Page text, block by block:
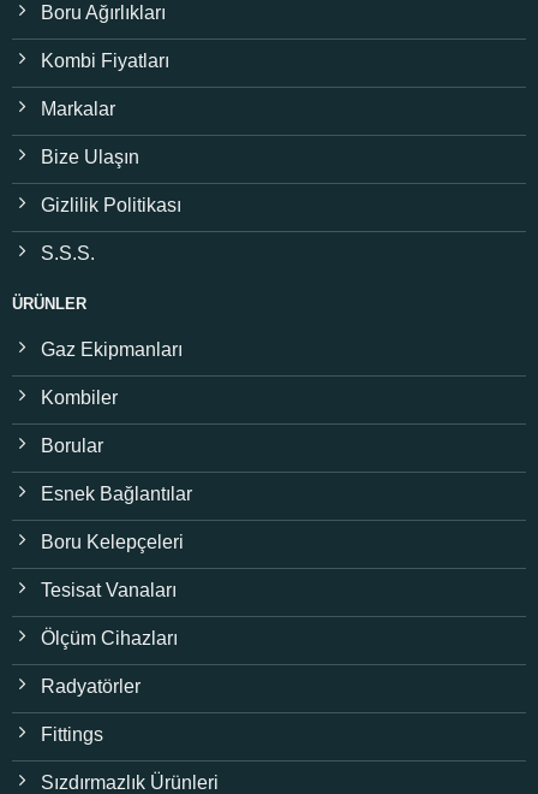
Boru Ağırlıkları
Kombi Fiyatları
Markalar
Bize Ulaşın
Gizlilik Politikası
S.S.S.
ÜRÜNLER
Gaz Ekipmanları
Kombiler
Borular
Esnek Bağlantılar
Boru Kelepçeleri
Tesisat Vanaları
Ölçüm Cihazları
Radyatörler
Fittings
Sızdırmazlık Ürünleri